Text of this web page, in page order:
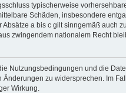
typischerweise
Schäden, insbesondere
a bis c gilt sinngemäß auch
zwingendem nationalem Recht
Nutzungsbedingungen und die
Änderungen zu widersprechen. Im
Wirkung.